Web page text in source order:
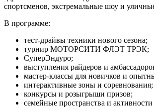
спортсменов, экстремальные шоу и
В программе:
тест-драйвы техники нового сезона;
турнир МОТОРСИТИ ФЛЭТ ТРЭК;
СуперЭндуро;
выступления райдеров и
мастер-классы для новичков и
интерактивные зоны и соревнования;
конкурсы и розыгрыши призов;
семейные пространства и активности